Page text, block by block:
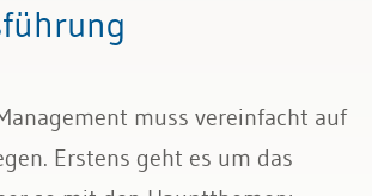
muss vereinfacht auf
Erstens geht es um das